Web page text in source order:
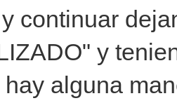
continuar
y
alguna